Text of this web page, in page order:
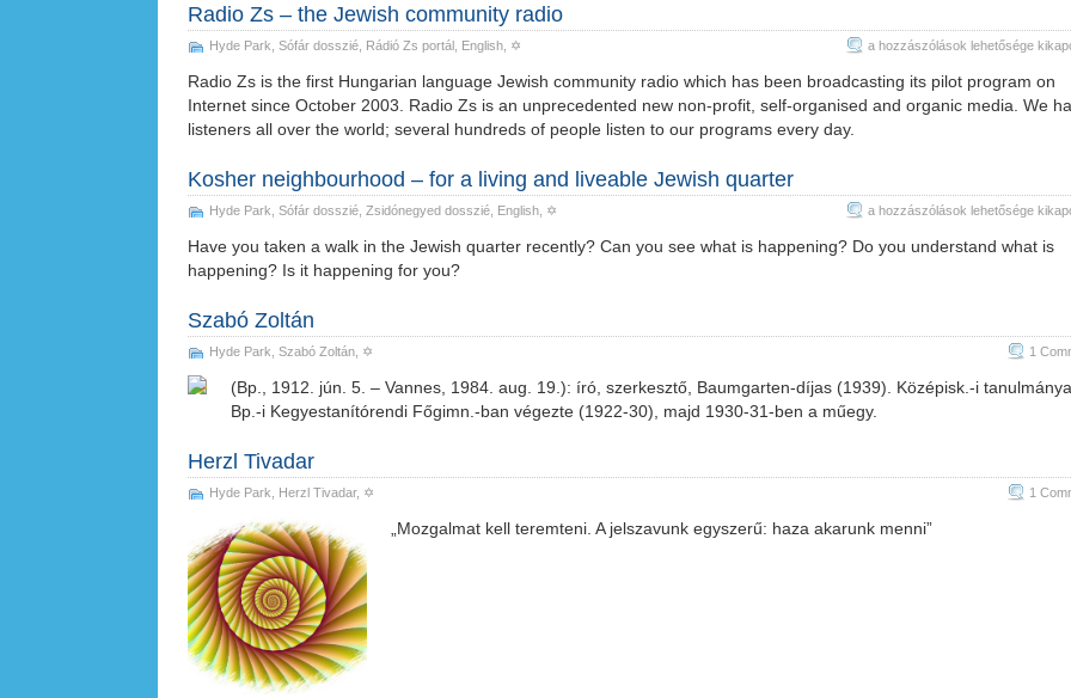
Radio Zs – the Jewish community radio
Hyde Park Sófár dosszié Rádió Zs portál English , ✡
Radio
–
the
bejegyzéshez
a hozzászólások lehetősége
Radio Zs is the first Hungarian language Jewish community radio which has been broadcasting its pilot program on
Internet since October 2003. Radio Zs is an unprecedented new non-profit, self-organised and organic media. We
listeners all over the world; several hundreds of people listen to our programs every day.
Kosher neighbourhood – for a living and liveable Jewish quarter
Hyde Park Sófár dosszié Zsidónegyed dosszié English , ✡
Kosher
–
Jewish
quarter
a hozzászólások lehetősége
Have you taken a walk in the Jewish quarter recently? Can you see what is happening? Do you understand what is
happening? Is it happening for you?
Szabó Zoltán
Hyde Park Szabó Zoltán , ✡ 1
(Bp., 1912. jún. 5. – Vannes, 1984. aug. 19.): író, szerkesztő, Baumgarten-díjas (1939). Középisk.-i
Bp.-i Kegyestanítórendi Főgimn.-ban végezte (1922-30), majd 1930-31-ben a műegy.
Herzl Tivadar
Hyde Park Herzl Tivadar, ✡ 1
„Mozgalmat kell teremteni. A jelszavunk egyszerű: haza akarunk menni”